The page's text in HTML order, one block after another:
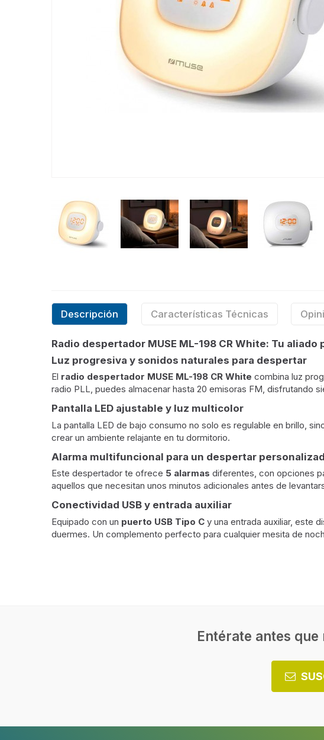
Descripción Características Técnicas
Radio despertador MUSE ML-198 CR White: Tu
Luz progresiva y sonidos naturales para despertar
El radio despertador MUSE ML-198 CR White combina luz
radio PLL, puedes almacenar hasta 20 emisoras FM, disfrutando
Pantalla LED ajustable y luz multicolor
La pantalla LED de bajo consumo no solo es regulable en brillo,
crear un ambiente relajante en tu dormitorio.
Alarma multifuncional para un despertar
Este despertador te ofrece 5 alarmas diferentes, con opciones
aquellos que necesitan unos minutos adicionales antes de
Conectividad USB y entrada auxiliar
Equipado con un puerto USB Tipo C y una entrada auxiliar, este
duermes. Un complemento perfecto para cualquier mesita de
Entérate antes